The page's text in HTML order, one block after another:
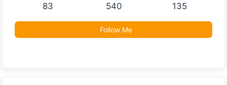
83 540 135
Follow Me